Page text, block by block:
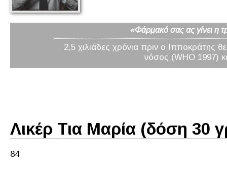
«Φάρμακό σας ας γίνει η
2,5 χιλιάδες χρόνια πριν ο Ιπποκράτης
νόσος (WHO 1997)
Λικέρ Τια Μαρία (δόση 30
84